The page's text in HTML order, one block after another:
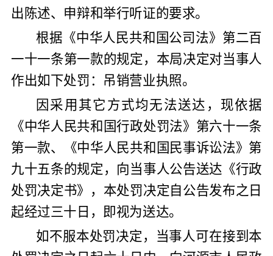
出陈述、申辩和举行听证的要求。
根据《中华人民共和国公司法》第二百
一十一条第一款的规定，本局决定对当事人
作出如下处罚：吊销营业执照。
因采用其它方式均无法送达，现依据
《中华人民共和国行政处罚法》第六十一条
第一款、《中华人民共和国民事诉讼法》第
九十五条的规定，向当事人公告送达《行政
处罚决定书》，本处罚决定自公告发布之日
起经过三十日，即视为送达。
如不服本处罚决定，当事人可在接到本